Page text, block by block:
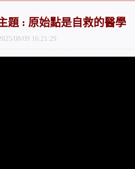
題 : 原始點是自救的醫學
08/09 16:21:29